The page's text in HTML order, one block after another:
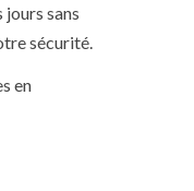
sans
sécurité.
en